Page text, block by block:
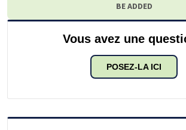
BE ADDED
Vous avez une
POSEZ-LA ICI